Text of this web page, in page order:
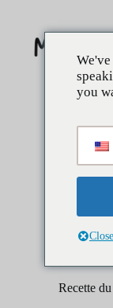
Recette
you